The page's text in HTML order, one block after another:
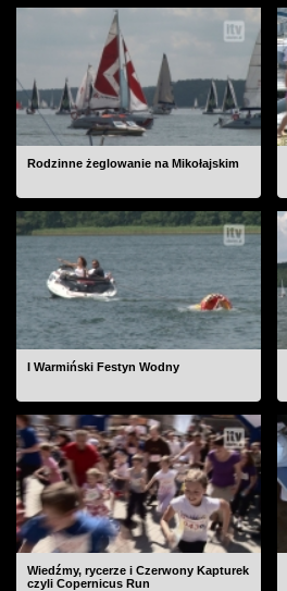
Rodzinne żeglowanie na Mikołajskim
I Warmiński Festyn Wodny
Wiedźmy, rycerze i Czerwony Kapturek
czyli Copernicus Run